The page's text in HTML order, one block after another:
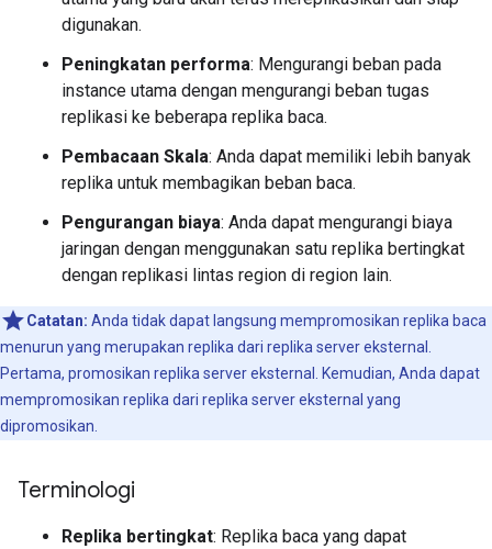
digunakan.
Peningkatan performa: Mengurangi beban pada
instance utama dengan mengurangi beban tugas
replikasi ke beberapa replika baca.
Pembacaan Skala: Anda dapat memiliki lebih banyak
replika untuk membagikan beban baca.
Pengurangan biaya: Anda dapat mengurangi biaya
jaringan dengan menggunakan satu replika bertingkat
dengan replikasi lintas region di region lain.
Catatan: Anda tidak dapat langsung mempromosikan replika baca
menurun yang merupakan replika dari replika server eksternal.
Pertama, promosikan replika server eksternal. Kemudian, Anda dapat
mempromosikan replika dari replika server eksternal yang
dipromosikan.
Terminologi
Replika bertingkat: Replika baca yang dapat